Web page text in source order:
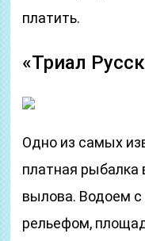
платить.
«Триал
Одно из самых
платная
вылова. Водоем
рельефом,